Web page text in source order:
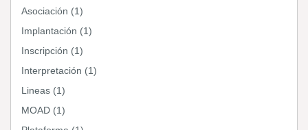
Asociación (1)
Implantación (1)
Inscripción (1)
Interpretación (1)
Lineas (1)
MOAD (1)